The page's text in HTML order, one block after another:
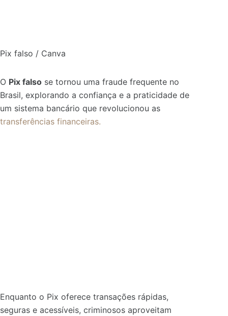
Pix falso / Canva
O Pix falso se tornou uma fraude frequente no
Brasil, explorando a confiança e a praticidade de
um sistema bancário que revolucionou as
transferências financeiras.
Enquanto o Pix oferece transações rápidas,
seguras e acessíveis, criminosos aproveitam